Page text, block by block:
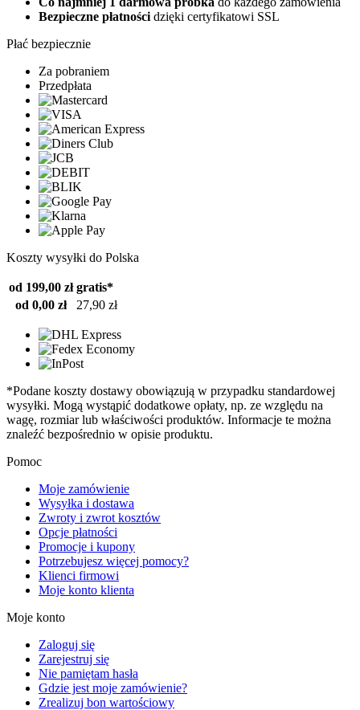
Bezpieczne płatności dzięki certyfikatowi SSL
Płać bezpiecznie
Za pobraniem
Przedpłata
Koszty wysyłki do Polska
od 199,00 zł gratis*
od 0,00 zł
27,90 zł
*Podane koszty dostawy obowiązują w przypadku standardowej
wysyłki. Mogą wystąpić dodatkowe opłaty, np. ze względu na
wagę, rozmiar lub właściwości produktów. Informacje te można
znaleźć bezpośrednio w opisie produktu.
Pomoc
Moje zamówienie
Wysyłka i dostawa
Zwroty i zwrot kosztów
Opcje płatności
Promocje i kupony
Potrzebujesz więcej pomocy?
Klienci firmowi
Moje konto klienta
Moje konto
Zaloguj się
Zarejestruj się
Nie pamiętam hasła
Gdzie jest moje zamówienie?
Zrealizuj bon wartościowy